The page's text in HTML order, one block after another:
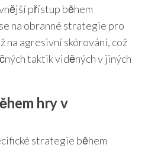
přístup během
na obranné strategie pro
na agresivní skórování, což
taktik viděných v jiných
hry v
strategie během